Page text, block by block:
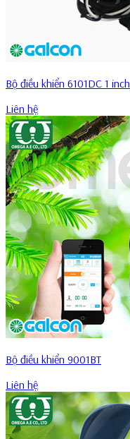
Bộ điều khiển 6101DC 1 inch
Liên hệ
Bộ điều khiển 9001BT
Liên hệ